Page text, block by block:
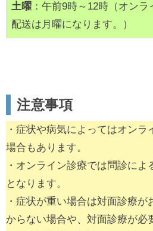
土曜：午前9時～12時（オン
配送は月曜になります。）
注意事項
・症状や病気によってはオン
場合もあります。
・オンライン診療では問診に
となります。
・症状が重い場合は対面診療
からない場合や、対面診療が必